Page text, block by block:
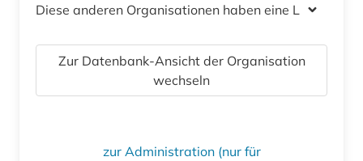
Diese anderen Organisationen haben eine Lizenz
Zur Datenbank-Ansicht der Organisation
wechseln
zur Administration (nur für